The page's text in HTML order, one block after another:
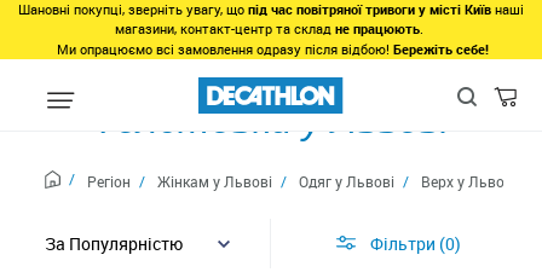
Шановні покупці, зверніть увагу, що під час повітряної тривоги у місті Київ наші
магазини, контакт-центр та склад не працюють.
Ми опрацюємо всі замовлення одразу після відбою! Бережіть себе!
Толстовки у Львові
Регіон Жінкам у Львові Одяг у Львові Верх у Львові
Фільтри 0